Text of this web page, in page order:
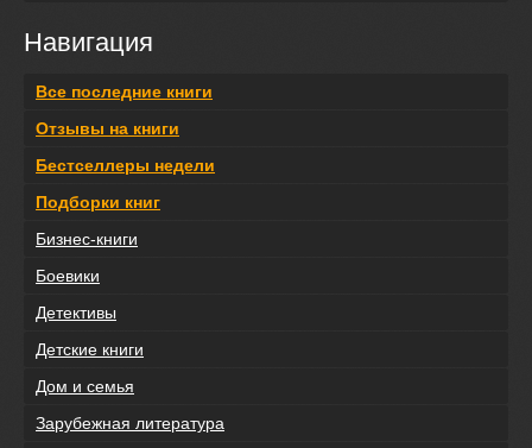
Навигация
Все последние книги
Отзывы на книги
Бестселлеры недели
Подборки книг
Бизнес-книги
Боевики
Детективы
Детские книги
Дом и семья
Зарубежная литература